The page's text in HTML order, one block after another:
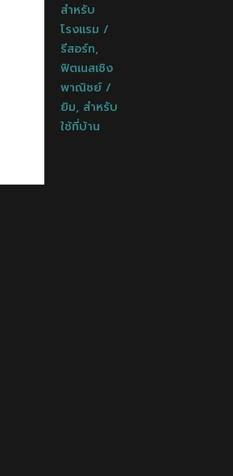
สำหรับ
โรงแรม /
รีสอร์ท,
ฟิตเนสเชิง
พาณิชย์ /
ยิม, สำหรับ
ใช้ที่บ้าน